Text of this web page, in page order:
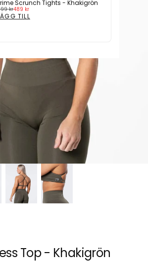
Scrunch Tights - Khakigrön
kr489 kr
TILL
Top - Khakigrön